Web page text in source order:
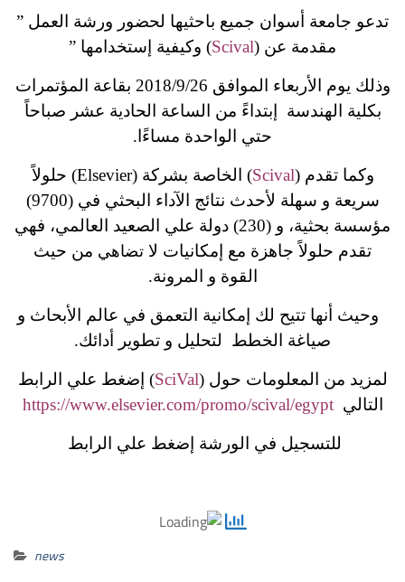
تدعو جامعة أسوان جميع باحثيها لحضور ورشة العمل ”
مقدمة عن (Scival) وكيفية إستخدامها ”
وذلك يوم الأربعاء الموافق 2018/9/26 بقاعة المؤتمرات
بكلية الهندسة إبتداءً من الساعة الحادية عشر صباحاً
حتي الواحدة مساءًا.
وكما تقدم (Scival
) الخاصة بشركة (Elsevier) حلولاً
سريعة و سهلة لأحدث نتائج الآداء البحثي في (9700)
مؤسسة بحثية، و (230) دولة علي الصعيد العالمي، فهي
تقدم حلولاً جاهزة مع إمكانيات لا تضاهي من حيث
القوة و المرونة.
وحيث أنها تتيح لك إمكانية التعمق في عالم الأبحاث و
صياغة الخطط لتحليل و تطوير أدائك.
لمزيد من المعلومات حول (SciVal) إضغط علي الرابط
التاليhttps://www.elsevier.com/promo/scival/egypt
للتسجيل في الورشة إضغط علي الرابط
news